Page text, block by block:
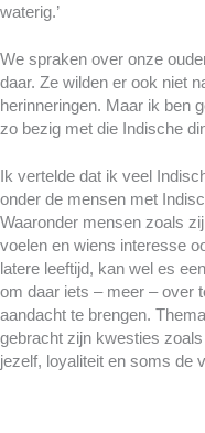
waterig.’
We spraken over onze
daar. Ze wilden er ook niet
herinneringen. Maar ik ben
zo bezig met die Indische
Ik vertelde dat ik veel
onder de mensen met
Waaronder mensen zoals
voelen en wiens interesse
latere leeftijd, kan wel es
om daar iets – meer – over
aandacht te brengen.
gebracht zijn kwesties
jezelf, loyaliteit en soms de